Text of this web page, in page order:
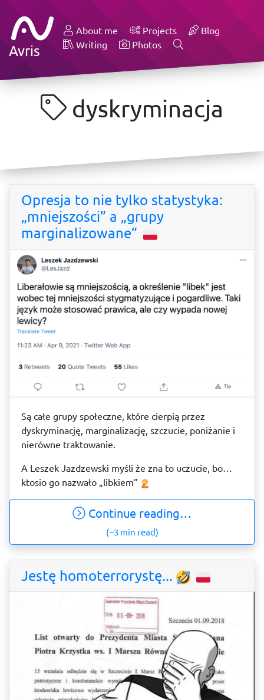
Avris
About me Projects
Blog
Writing
Photos
dyskryminacja
Opresja to nie tylko statystyka:
„mniejszości” a „grupy
marginalizowane”
Są całe grupy społeczne, które cierpią przez
dyskryminację, marginalizację, szczucie, poniżanie i
nierówne traktowanie.
A Leszek Jazdzewski myśli że zna to uczucie, bo…
ktosio go nazwało „libkiem”
Continue reading…
(~3 min read)
Jestę homoterrorystę...